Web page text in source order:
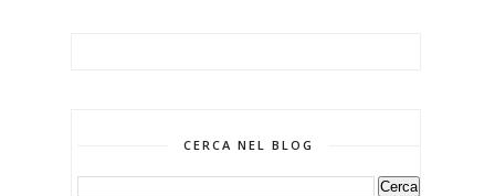
CERCA NEL BLOG